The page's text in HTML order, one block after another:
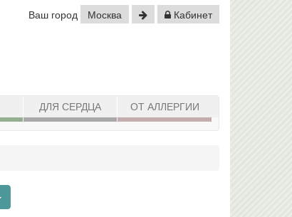
Ваш город Москва Кабинет
ДЛЯ СЕРДЦА ОТ АЛЛЕРГИИ
Toggle Dropdown